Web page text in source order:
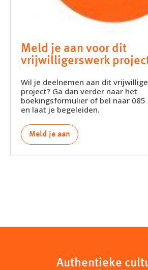
Meld je aan voor dit
vrijwilligerswerk
Wil je deelnemen aan dit
project? Ga dan verder naar het
boekingsformulier of bel naar 085
en laat je begeleiden.
Meld je aan
Authentieke